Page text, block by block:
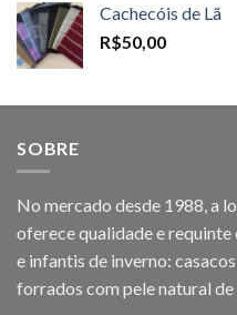
Cachecóis de Lã
R$50,00
SOBRE
No mercado desde 1988, a
oferece qualidade e requinte
e infantis de inverno:
forrados com pele natural de